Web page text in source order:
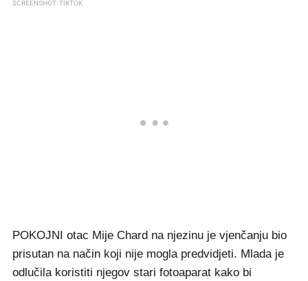
SCREENSHOT: TIKTOK
POKOJNI otac Mije Chard na njezinu je vjenčanju bio
prisutan na način koji nije mogla predvidjeti. Mlada je
odlučila koristiti njegov stari fotoaparat kako bi